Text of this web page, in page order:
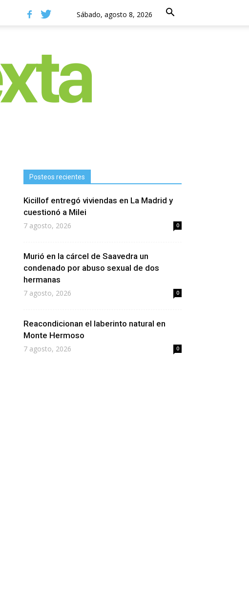
Sábado, agosto 8, 2026
Posteos recientes
Kicillof entregó viviendas en La Madrid y
cuestionó a Milei
7 agosto, 2026 0
Murió en la cárcel de Saavedra un
condenado por abuso sexual de dos
hermanas
7 agosto, 2026 0
Reacondicionan el laberinto natural en
Monte Hermoso
7 agosto, 2026 0